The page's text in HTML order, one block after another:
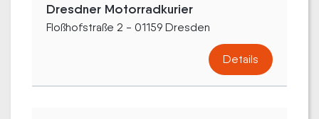
Dresdner Motorradkurier
Floßhofstraße 2 - 01159 Dresden
Details